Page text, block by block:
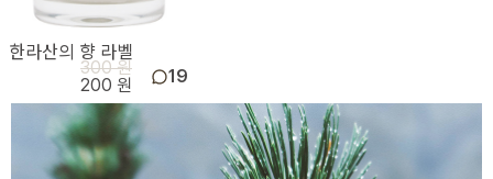
한라산의 향 라벨
300 원
200 원
19